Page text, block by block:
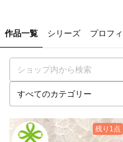
作品一覧 シリーズ プロフ
残り1点